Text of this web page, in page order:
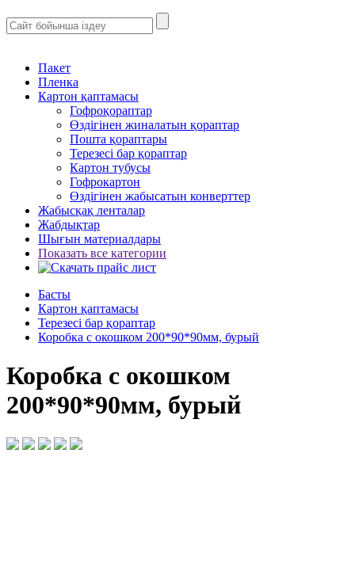
Пакет
Пленка
Картон қаптамасы
Гофроқораптар
Өздігінен жиналатын қораптар
Пошта қораптары
Терезесі бар қораптар
Картон тубусы
Гофрокартон
Өздігінен жабысатын конверттер
Жабысқақ ленталар
Жабдықтар
Шығын материалдары
Показать все категории
Басты
Картон қаптамасы
Терезесі бар қораптар
Коробка с окошком 200*90*90мм, бурый
Коробка с окошком
200*90*90мм, бурый